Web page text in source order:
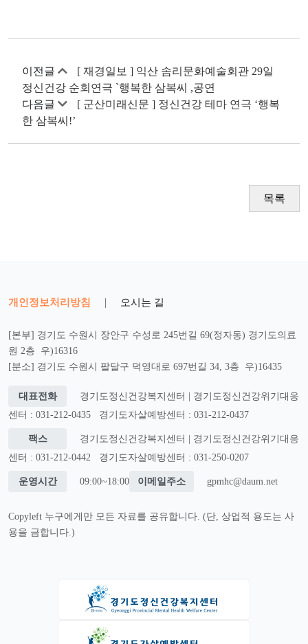
이전글
[ 재경일보 ] 익산 솜리문화예술회관 29일
정신건강 순회연극 `행복한 삼복씨 ,공연
다음글
[ 군산미래신문 ] 정신건강 테마 연극 ‘행복
한 삼복씨!’
목록
개인정보처리방침 | 오시는 길
[본부] 경기도 수원시 장안구 수성로 245번길 69(정자동) 경기도의료
원 2층 우)16316
[분소] 경기도 수원시 팔달구 덕영대로 697번길 34, 3층 우)16435
대표전화
경기도정신건강복지센터 | 경기도정신건강위기대응
센터 : 031-212-0435
경기도자살예방센터 : 031-212-0437
팩스
경기도정신건강복지센터 | 경기도정신건강위기대응
센터 : 031-212-0442
경기도자살예방센터 : 031-250-0207
운영시간 09:00~18:00 이메일주소 gpmhc@daum.net
Copyleft 누구에게만 모든 자료를 공유합니다. (단, 상업적 용도는 사
용을 금합니다.)